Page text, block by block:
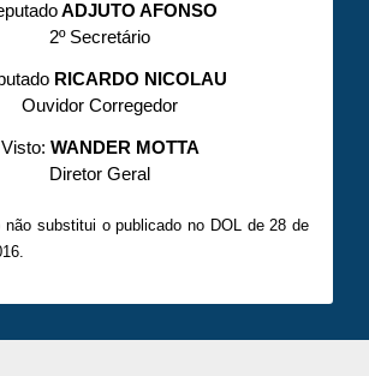
ADJUTO AFONSO
2º Secretário
RICARDO NICOLAU
Ouvidor Corregedor
Visto: WANDER MOTTA
Diretor Geral
não substitui o publicado no DOL de 28 de